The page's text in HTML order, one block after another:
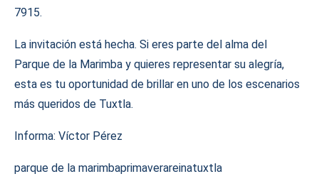
7915.
La invitación está hecha. Si eres parte del alma del
Parque de la Marimba y quieres representar su alegría,
esta es tu oportunidad de brillar en uno de los escenarios
más queridos de Tuxtla.
Informa: Víctor Pérez
parque de la marimbaprimaverareinatuxtla